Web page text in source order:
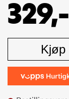
329,-
Kjøp